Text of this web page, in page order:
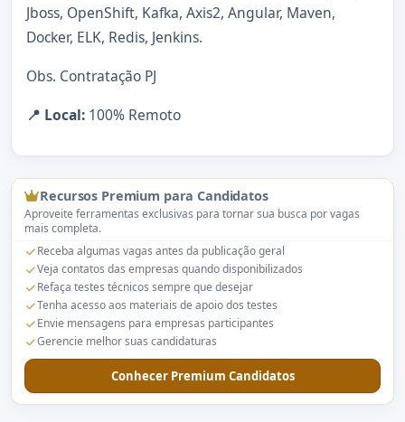
Jboss, OpenShift, Kafka, Axis2, Angular, Maven,
Docker, ELK, Redis, Jenkins.
Obs. Contratação PJ
📍 Local: 100% Remoto
Recursos Premium para Candidatos
Aproveite ferramentas exclusivas para tornar sua busca por vagas
mais completa.
Receba algumas vagas antes da publicação geral
Veja contatos das empresas quando disponibilizados
Refaça testes técnicos sempre que desejar
Tenha acesso aos materiais de apoio dos testes
Envie mensagens para empresas participantes
Gerencie melhor suas candidaturas
Conhecer Premium Candidatos